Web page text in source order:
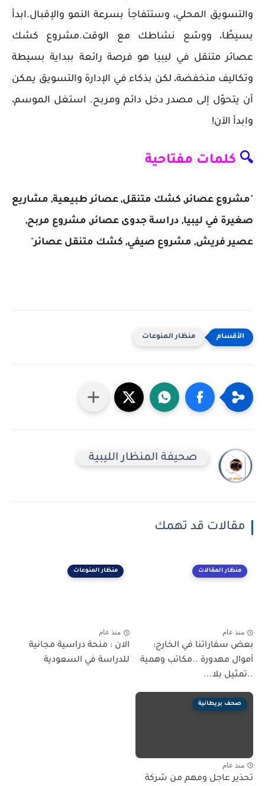
والتسويق المحلي، وستتفاجأ بسرعة النمو والإقبال.ابدأ
بسيطًا، ووسّع نشاطك مع الوقت.مشروع كشك
عصائر متنقل في ليبيا هو فرصة رائعة ببداية بسيطة
وتكاليف منخفضة، لكن بذكاء في الإدارة والتسويق يمكن
أن يتحوّل إلى مصدر دخل دائم ومربح. استغل الموسم،
وابدأ الآن!
🔍 كلمات مفتاحية
"مشروع عصائر, كشك متنقل, عصائر طبيعية, مشاريع
صغيرة في ليبيا, دراسة جدوى عصائر, مشروع مربح,
عصير فريش, مشروع صيفي, كشك متنقل عصائر"
منظار المنوعات
صحيفة المنظار الليبية
مقالات قد تهمك
منظار المقالات
منذ عام
بعض سفاراتنا في الخارج:
أموال مهدورة ..مكاتب وهمية
..تمثيل بلا...
منظار المنوعات
منذ عام
الان : منحة دراسية مجانية
للدراسة في السعودية
صحف بريطانية
منذ عام
تحذير عاجل ومهم من شركة